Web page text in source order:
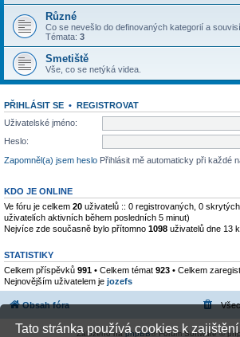
Tato stránka používá cookies k
Různé
Co se nevešlo do definovaných kategorií a
Témata: 3
Smetiště
Vše, co se netýká videa.
PŘIHLÁSIT SE • REGISTROVAT
Uživatelské jméno:
Heslo:
Zapomněl(a) jsem heslo Přihlásit mě automaticky při každé
KDO JE ONLINE
Ve fóru je celkem 20 uživatelů :: 0 registrovaných, 0
uživatelích aktivních během posledních 5 minut)
Nejvíce zde současně bylo přítomno 1098 uživatelů dne 13
STATISTIKY
Celkem příspěvků 991 • Celkem témat 923 • Celkem
Nejnovějším uživatelem je jozefs
Obsah fóra
Založeno naphpBB® Forum Software ©